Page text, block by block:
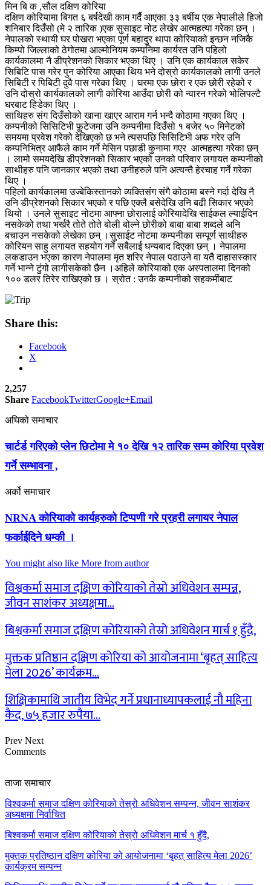
मिन बि क ,सौल दक्षिण कोरिया
दक्षिण कोरियामा बिगत ६ बर्षदेखी काम गर्दै आएका ३३ बर्षीय एक नेपालीले हिजो
शनिबार दिउँसो (मे २ तारिक )एक सुसाइट नोट लेखेर आत्महत्या गरेका छन् ।
नेपालको स्थायी घर पोखरा भएका पूर्ण बहादुर थापा कोरियाको इन्छन नजिकै
किम्पो जिल्लाको ठेगोतमा आल्मोनियम कम्पनिमा कार्यरत उनि पहिलो
कार्यकालमा नै डीप्रेशनको सिकार भएका थिए । उनि एक कार्यकाल सकेर
सिबिटि पास गरेर पुन कोरिया आएका थिय भने दोस्रो कार्यकालको लागी उनले
सिबिटी र पिबिटी दुवै पास गरेका थिए । घरमा एक छोरा र एक छोरी रहेको र
उनि दोस्रो कार्यकालको लागी कोरिया आउँदा छोरी को न्वारन गरेको भोलिपल्टै
घरबाट हिडेका थिए ।
साथिहरु संग दिउँसोको खाना खाएर आराम गर्न भन्दै कोठामा गएका थिए ।
कम्पनीको सिसिटिभी फ़ुटेजमा उनि कम्पनीमा दिउँसो १ बजेर ५० मिनेटको
समयमा प्रवेश गरेको देखिएको छ भने त्यसपछि सिसिटिभी अफ गरेर उनि
कम्पनिभित्र आफैले काम गर्ने मेसिन पछाडी कुनामा गएर आत्महत्या गरेका छन्
। लामो समयदेखि डीप्रेशनको सिकार भएको उनको परिवार लगायत कम्पनीको
साथीहरु पनि जानकार भएको तथा उनीहरुले पनि अत्यन्तै हेरचाह गर्ने गरेका
थिए ।
पहिलो कार्यकालमा उज्बेकिस्तानको व्यक्तिसंग संगै कोठामा बस्ने गर्दा देखि नै
उनि डीप्रेशनको सिकार भएको र पछि एक्लै बसेदेखि उनि बढी सिकार भएको
थियो । उनले सुसाइट नोटमा आफ्ना छोरालाई कोरियादेखि साईकल ल्याईदिन
नसकेको तथा भर्खरै तोते तोते बोली बोल्ने छोरीको बाबा बाबा शब्दले अनि
बचाउन नसकेको लेखेका छन् ।सुसाईट नोटमा कम्पनीका सम्पूर्ण साथीहरु
कोरियन साहु लगायत सहयोग गर्ने सबैलाई धन्यबाद दिएका छन् । नेपालमा
लकडाउन भएका कारण नेपालमा मृत शरिर नेपाल पठाउने वा यतै दाहासस्कार
गर्ने भान्ने टुंगो लागीसकेको छैन ।अहिले कोरियाको एक अस्पतालमा दिनको
१०० डलर तिरेर राखिएको छ । स्रोत : उनकै कम्पनीको सहकर्मीबाट
Share this:
Facebook
X
2,257
Share FacebookTwitterGoogle+Email
अघिको समाचार
चार्टर्ड गरिएको प्लेन छिटोमा मे १० देखि १२ तारिक सम्म कोरिया प्रवेश
गर्ने सम्भावना ,
अर्को समाचार
NRNA कोरियाको कार्यहरुको टिप्पणी गरे प्रहरी लगायर नेपाल
फर्काईदिने धम्की ।
You might also like More from author
विश्वकर्मा समाज दक्षिण कोरियाको तेस्रो अधिवेशन सम्पन्न,
जीवन साशंकर अध्यक्षमा…
बिश्वकर्मा समाज दक्षिण कोरियाको तेस्रो अधिवेशन मार्च १ हुँदै,
मुक्तक प्रतिष्ठान दक्षिण कोरिया को आयोजनामा ‘बृहत् साहित्य
मेला 2026’ कार्यक्रम…
शिक्षिकामाथि जातीय विभेद गर्ने प्रधानाध्यापकलाई नौ महिना
कैद, ७५ हजार रुपैया…
Prev Next
Comments
ताजा समाचार
विश्वकर्मा समाज दक्षिण कोरियाको तेस्रो अधिवेशन सम्पन्न, जीवन साशंकर
अध्यक्षमा निर्वाचित
बिश्वकर्मा समाज दक्षिण कोरियाको तेस्रो अधिवेशन मार्च १ हुँदै,
मुक्तक प्रतिष्ठान दक्षिण कोरिया को आयोजनामा ‘बृहत् साहित्य मेला 2026’
कार्यक्रम सम्पन्न